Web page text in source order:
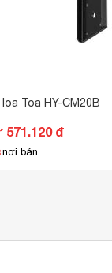
Toa HY-CM20B
571.120 đ
nơi bán